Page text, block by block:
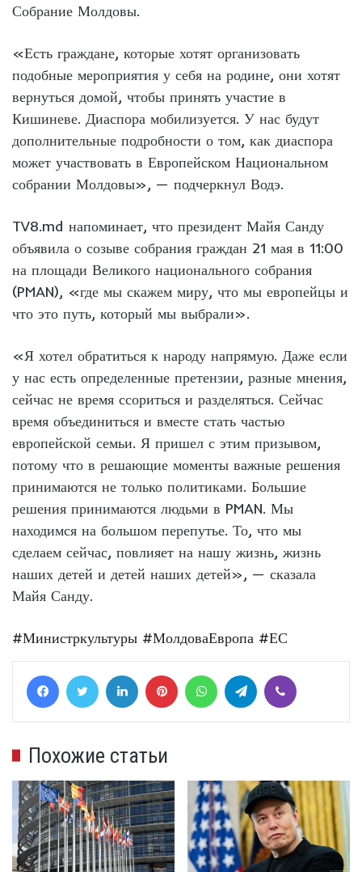
Собрание Молдовы.
«Есть граждане, которые хотят организовать
подобные мероприятия у себя на родине, они хотят
вернуться домой, чтобы принять участие в
Кишиневе. Диаспора мобилизуется. У нас будут
дополнительные подробности о том, как диаспора
может участвовать в Европейском Национальном
собрании Молдовы», — подчеркнул Водэ.
TV8.md напоминает, что президент Майя Санду
объявила о созыве собрания граждан 21 мая в 11:00
на площади Великого национального собрания
(PMAN), «где мы скажем миру, что мы европейцы и
что это путь, который мы выбрали».
«Я хотел обратиться к народу напрямую. Даже если
у нас есть определенные претензии, разные мнения,
сейчас не время ссориться и разделяться. Сейчас
время объединиться и вместе стать частью
европейской семьи. Я пришел с этим призывом,
потому что в решающие моменты важные решения
принимаются не только политиками. Большие
решения принимаются людьми в PMAN. Мы
находимся на большом перепутье. То, что мы
сделаем сейчас, повлияет на нашу жизнь, жизнь
наших детей и детей наших детей», — сказала
Майя Санду.
#Министркультуры #МолдоваЕвропа #ЕС
FacebookTwitter LinkedIn Pinterest WhatsAppTelegram
Похожие статьи